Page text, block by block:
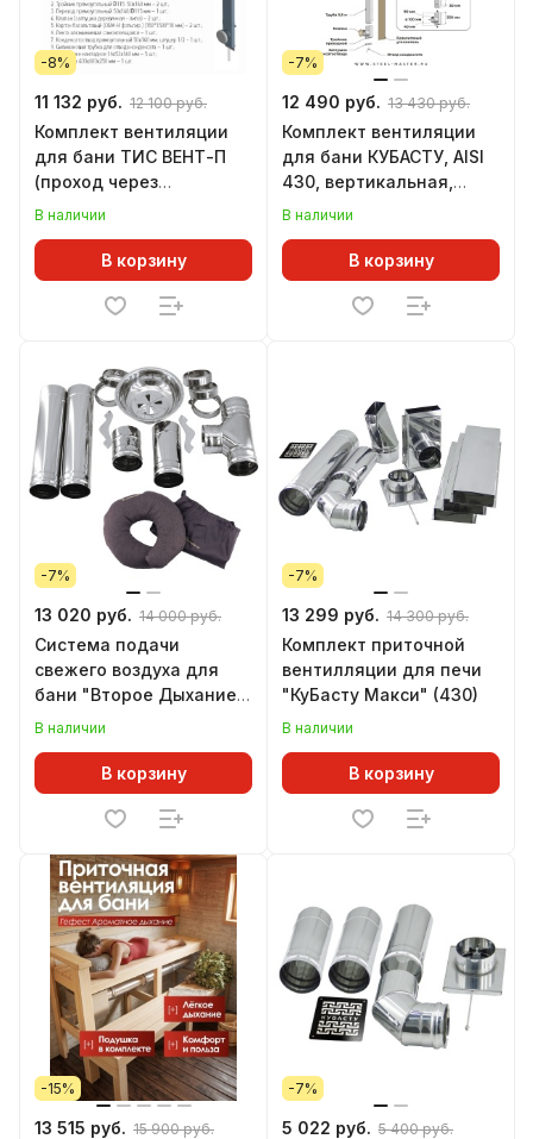
-8%
11 132 руб. 12 100 руб.
Комплект вентиляции
для бани ТИС ВЕНТ-П
(проход через
перекрытие/кровлю)
В наличии
В корзину
-7%
12 490 руб. 13 430 руб.
Комплект вентиляции
для бани КУБАСТУ, AISI
430, вертикальная,
проход через
В наличии
В корзину
-7%
13 020 руб. 14 000 руб.
Система подачи
свежего воздуха для
бани "Второе Дыхание"
стандарт (430)
В наличии
В корзину
-7%
13 299 руб. 14 300 руб.
Комплект приточной
вентилляции для печи
"КуБасту Макси" (430)
В наличии
В корзину
-15%
13 515 руб. 15 900 руб.
-7%
5 022 руб. 5 400 руб.